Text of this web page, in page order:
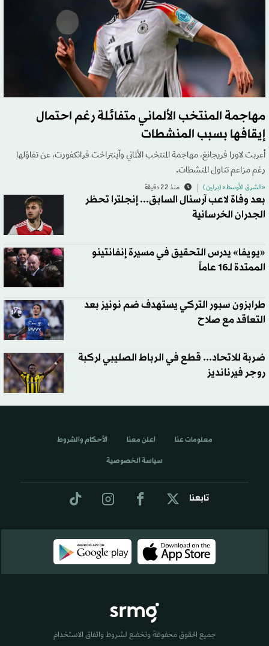
مهاجمة المنتخب الألماني متفائلة رغم احتمال
إيقافها بسبب المنشطات
أعربت لاورا فريجانغ، مهاجمة المنتخب الألماني وآينتراخت فرانكفورت، عن تفاؤلها
رغم مزاعم تناول المنشطات.
«الشرق الأوسط» (برلين ) منذ 22 دقيقة
بعد وفاة لاعب آرسنال السابق... إنجلترا تحظر
الجدران الخرسانية
«يويفا» يدرس التحقيق في مسيرة إنفانتينو
الممتدة لـ16 عاماً
طرابزون سبور التركي يستهدف ضم نونيز بعد
التعاقد مع صلاح
ضربة للاتحاد... قطع في الرباط الصليبي لركبة
روجر فيرنانديز
تابعنا
معلومات عنا اعلن معنا الأحكام والشروط
سياسة الخصوصية
جميع الحقوق محفوظة وتخضع لشروط واتفاق الاستخدام